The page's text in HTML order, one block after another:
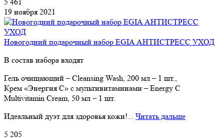
19 ноября 2021
Новогодний подарочный набор EGIA АНТИСТРЕСС УХОД
В состав набора входят
Гель очищающий – Cleansing Wash, 200 мл – 1 шт.,
Крем «Энергия С» с мультивитаминами – Energy C
Multivitamin Cream, 50 мл – 1 шт.
Идеальный дуэт для здоровья кожи!... Читать дальше
5 205